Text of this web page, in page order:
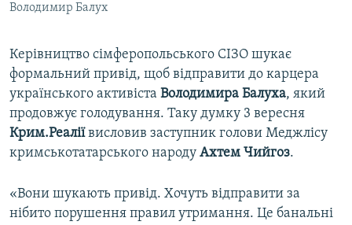
Володимир Балух
Керівництво сімферопольського СІЗО шукає
формальний привід, щоб відправити до карцера
українського активіста Володимира Балуха, який
продовжує голодування. Таку думку 3 вересня
Крим.Реаліївисловив заступник голови Меджлісу
кримськотатарського народу Ахтем Чийгоз.
«Вони шукають привід. Хочуть відправити за
нібито порушення правил утримання. Це банальні